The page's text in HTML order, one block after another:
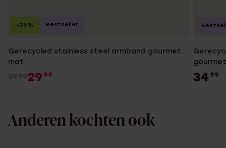
Gerecycled stainless steel armband gourmet
mat
39.9929 99
-25% Bestseller
gourmet
34 99
Anderen kochten ook